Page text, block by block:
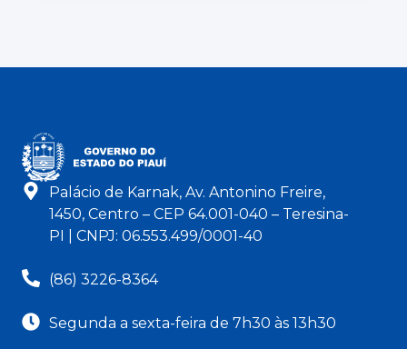
Palácio de Karnak, Av. Antonino Freire,
1450, Centro – CEP 64.001-040 – Teresina-
PI | CNPJ: 06.553.499/0001-40
(86) 3226-8364
Segunda a sexta-feira de 7h30 às 13h30